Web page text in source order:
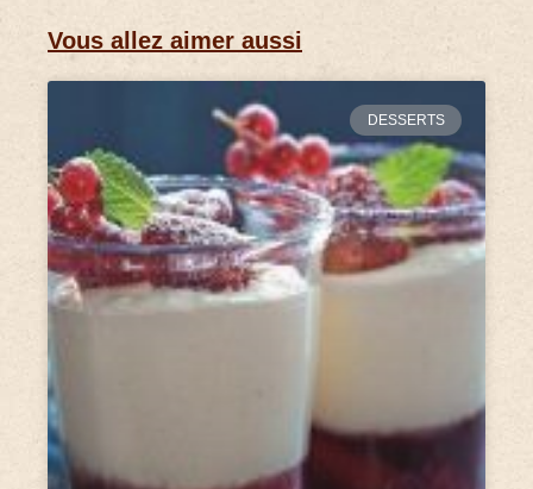
Vous allez aimer aussi
DESSERTS